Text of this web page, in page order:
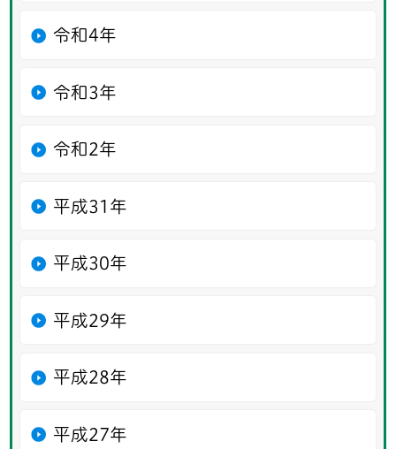
令和4年
令和3年
令和2年
平成31年
平成30年
平成29年
平成28年
平成27年